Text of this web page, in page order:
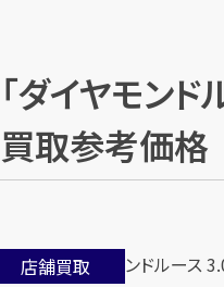
「ダイヤモン
買取参考価格
店舗買取